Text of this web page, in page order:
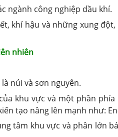
ngành công nghiệp dầu khí.
khí hậu và những xung
nhiên
núi và sơn nguyên.
khu vực và một phần
tạo nâng lên mạnh như:
tâm khu vực và phân lớn